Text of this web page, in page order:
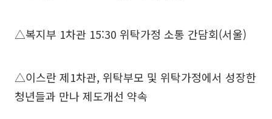
△복지부 1차관 15:30 위탁가정 소통 간담회(서울)
△이스란 제1차관, 위탁부모 및 위탁가정에서 성장한
청년들과 만나 제도개선 약속